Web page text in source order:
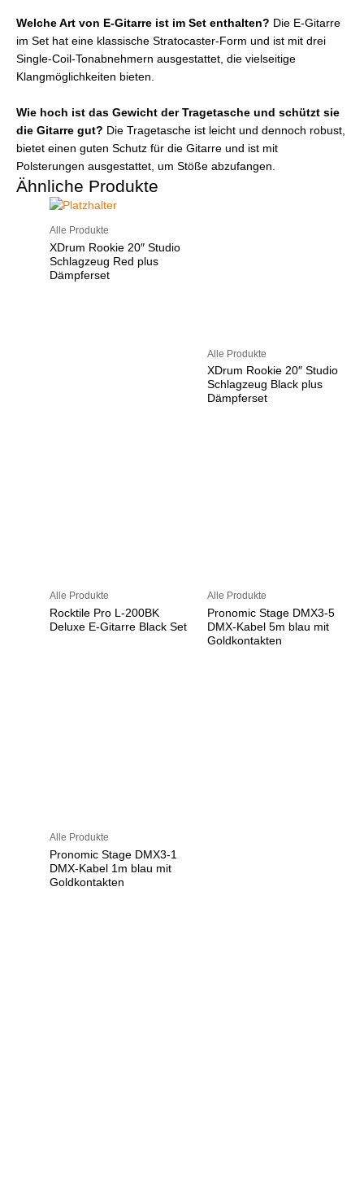
Welche Art von E-Gitarre ist im Set enthalten? Die E-Gitarre
im Set hat eine klassische Stratocaster-Form und ist mit drei
Single-Coil-Tonabnehmern ausgestattet, die vielseitige
Klangmöglichkeiten bieten.
Wie hoch ist das Gewicht der Tragetasche und schützt sie
die Gitarre gut? Die Tragetasche ist leicht und dennoch robust,
bietet einen guten Schutz für die Gitarre und ist mit
Polsterungen ausgestattet, um Stöße abzufangen.
Ähnliche Produkte
Alle Produkte
XDrum Rookie 20″ Studio
Schlagzeug Red plus
Dämpferset
Alle Produkte
XDrum Rookie 20″ Studio
Schlagzeug Black plus
Dämpferset
Alle Produkte
Rocktile Pro L-200BK
Deluxe E-Gitarre Black Set
Alle Produkte
Pronomic Stage DMX3-5
DMX-Kabel 5m blau mit
Goldkontakten
Alle Produkte
Pronomic Stage DMX3-1
DMX-Kabel 1m blau mit
Goldkontakten